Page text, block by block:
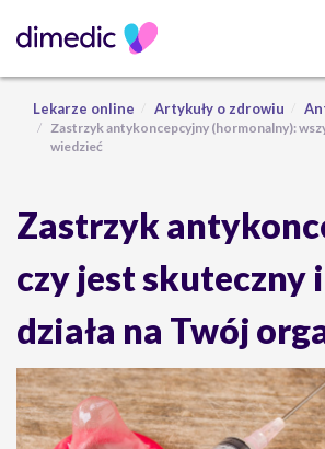
Lekarze online Artykuły o zdrowiu
Zastrzyk antykoncepcyjny (hormonalny):
wiedzieć
Zastrzyk
czy jest skuteczny
działa na Twój